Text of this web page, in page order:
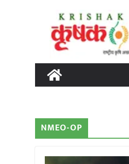
content
NMEO-OP